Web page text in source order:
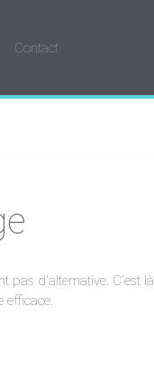
Contact
pas d'alternative. C'est là
efficace.